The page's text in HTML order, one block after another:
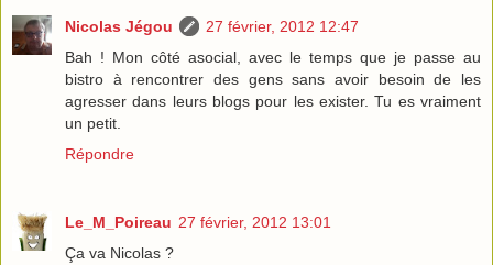
Nicolas Jégou
27 février, 2012 12:47
Bah ! Mon côté asocial, avec le temps que je passe au
bistro à rencontrer des gens sans avoir besoin de les
agresser dans leurs blogs pour les exister. Tu es vraiment
un petit.
Répondre
Le_M_Poireau 27 février, 2012 13:01
Ça va Nicolas ?